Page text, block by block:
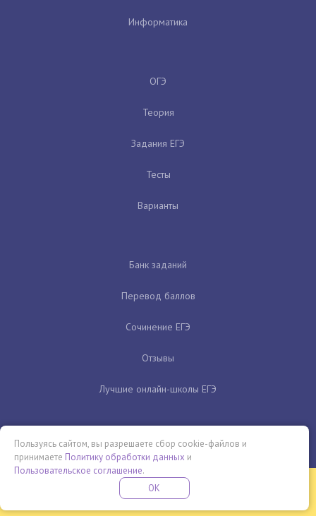
Информатика
ОГЭ
Теория
Задания ЕГЭ
Тесты
Варианты
Банк заданий
Перевод баллов
Сочинение ЕГЭ
Отзывы
Лучшие онлайн-школы ЕГЭ
Бесплатная летняя школа
ПРОВЕДИ ЭТО ЛЕТО С ПОЛЬЗОЙ
Пользуясь сайтом, вы разрешаете сбор cookie-файлов и
принимаете Политику обработки данных и
Пользовательское соглашение.
OK